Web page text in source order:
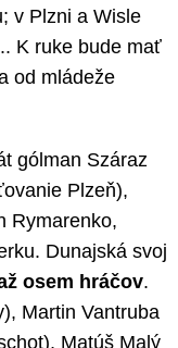
v Plzni a Wisle
K ruke bude mať
od mládeže
gólman Száraz
Plzeň),
Rymarenko,
Dunajská svoj
osem hráčov.
Martin Vantruba
Matúš Malý